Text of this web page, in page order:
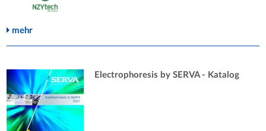
mehr
Electrophoresis by SERVA - Katalog